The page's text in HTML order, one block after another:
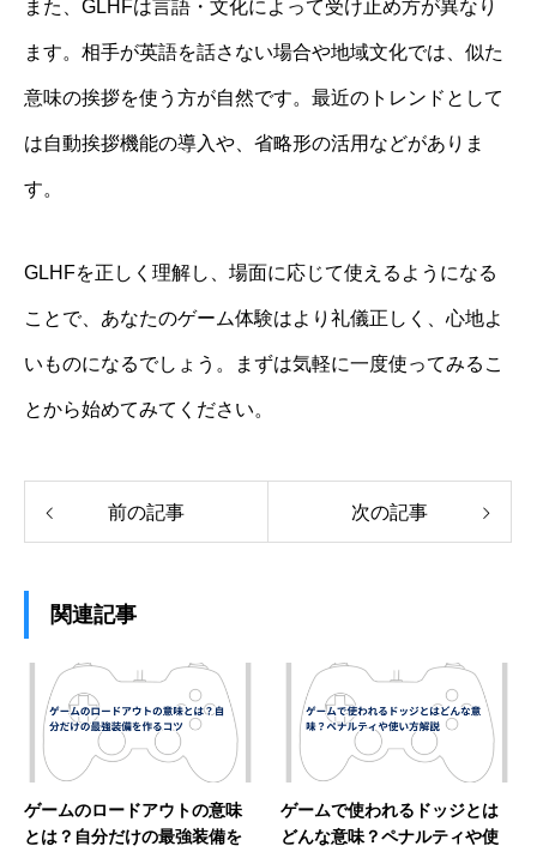
また、GLHFは言語・文化によって受け止め方が異なり
ます。相手が英語を話さない場合や地域文化では、似た
意味の挨拶を使う方が自然です。最近のトレンドとして
は自動挨拶機能の導入や、省略形の活用などがありま
す。
GLHFを正しく理解し、場面に応じて使えるようになる
ことで、あなたのゲーム体験はより礼儀正しく、心地よ
いものになるでしょう。まずは気軽に一度使ってみるこ
とから始めてみてください。
前の記事 次の記事
関連記事
ゲームのロードアウトの意味
とは？自分だけの最強装備を
ゲームで使われるドッジとは
どんな意味？ペナルティや使